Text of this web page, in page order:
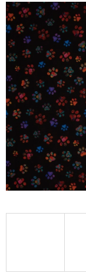
je
0,0
z
5
hvězdiček.